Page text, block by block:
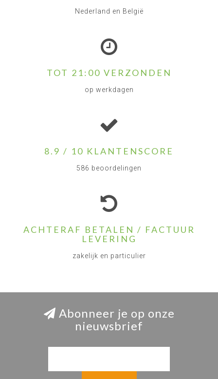
Nederland en België
TOT 21:00 VERZONDEN
op werkdagen
8.9 / 10 KLANTENSCORE
586 beoordelingen
ACHTERAF BETALEN / FACTUUR
LEVERING
zakelijk en particulier
Abonneer je op onze
nieuwsbrief